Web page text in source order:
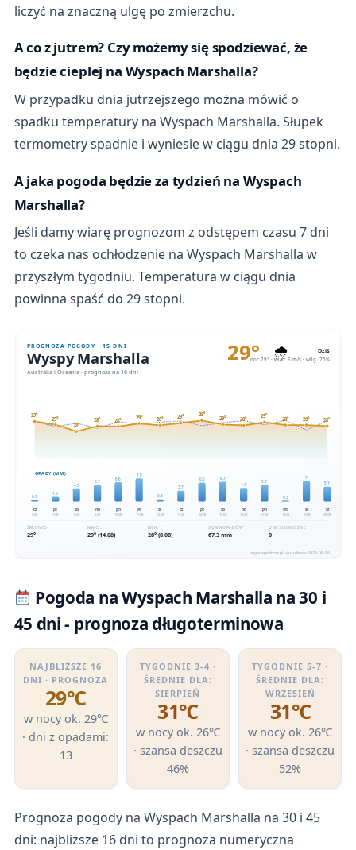
liczyć na znaczną ulgę po zmierzchu.
A co z jutrem? Czy możemy się spodziewać, że
będzie cieplej na Wyspach Marshalla?
W przypadku dnia jutrzejszego można mówić o
spadku temperatury na Wyspach Marshalla. Słupek
termometry spadnie i wyniesie w ciągu dnia 29 stopni.
A jaka pogoda będzie za tydzień na Wyspach
Marshalla?
Jeśli damy wiarę prognozom z odstępem czasu 7 dni
to czeka nas ochłodzenie na Wyspach Marshalla w
przyszłym tygodniu. Temperatura w ciągu dnia
powinna spaść do 29 stopni.
Pogoda na Wyspach Marshalla na 30 i
45 dni - prognoza długoterminowa
NAJBLIŻSZE 16
DNI · PROGNOZA
29℃
w nocy ok. 29℃
· dni z opadami:
13
TYGODNIE 3-4 ·
ŚREDNIE DLA:
SIERPIEŃ
31℃
w nocy ok. 26℃
· szansa deszczu
46%
TYGODNIE 5-7 ·
ŚREDNIE DLA:
WRZESIEŃ
31℃
w nocy ok. 26℃
· szansa deszczu
52%
Prognoza pogody na Wyspach Marshalla na 30 i 45
dni: najbliższe 16 dni to prognoza numeryczna